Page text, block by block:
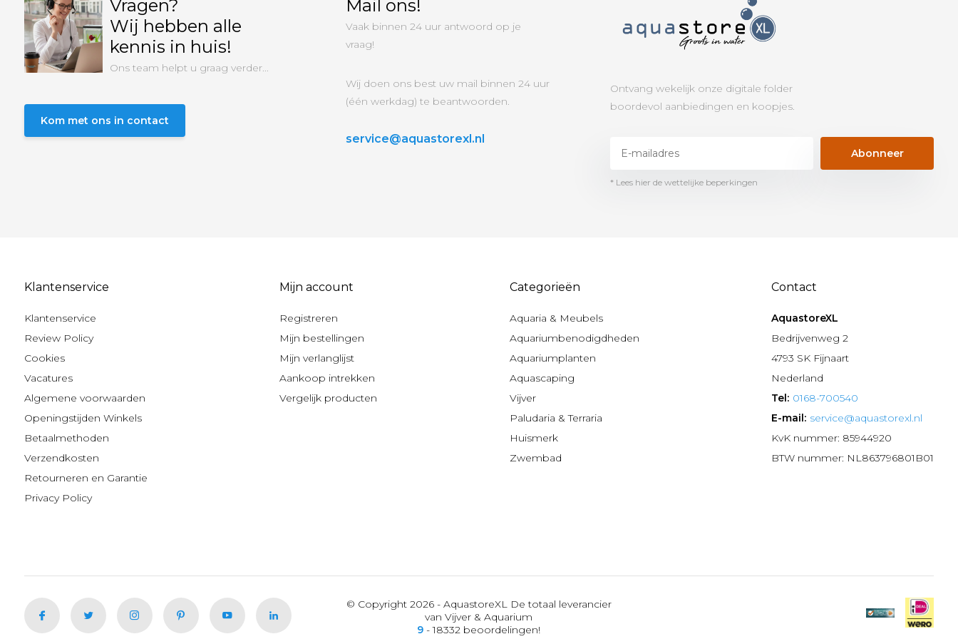
Vragen?
Wij hebben alle
kennis in huis!
Ons team helpt u graag verder...
Kom met ons in contact
Mail ons!
Vaak binnen 24 uur antwoord op je
vraag!
Wij doen ons best uw mail binnen 24 uur
(één werkdag) te beantwoorden.
service@aquastorexl.nl
Ontvang wekelijk onze digitale folder
boordevol aanbiedingen en koopjes.
Abonneer
* Lees hier de wettelijke beperkingen
Klantenservice
Klantenservice
Review Policy
Cookies
Vacatures
Algemene voorwaarden
Openingstijden Winkels
Betaalmethoden
Verzendkosten
Retourneren en Garantie
Privacy Policy
Mijn account
Registreren
Mijn bestellingen
Mijn verlanglijst
Aankoop intrekken
Vergelijk producten
Categorieën
Aquaria & Meubels
Aquariumbenodigdheden
Aquariumplanten
Aquascaping
Vijver
Paludaria & Terraria
Huismerk
Zwembad
Contact
AquastoreXL
Bedrijvenweg 2
4793 SK Fijnaart
Nederland
Tel: 0168-700540
E-mail: service@aquastorexl.nl
KvK nummer: 85944920
BTW nummer: NL863796801B01
© Copyright 2026 - AquastoreXL De totaal leverancier
van Vijver & Aquarium
9 - 18332 beoordelingen!